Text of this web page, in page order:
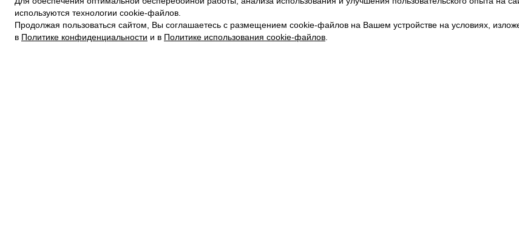
используются технологии cookie-файлов.
Продолжая пользоваться сайтом, Вы соглашаетесь с размещением cookie-файлов на Вашем устройстве на условиях,
в Политике конфиденциальности и в Политике использования cookie-файлов
ПОЛИТИКА КОНФИДЕНЦИАЛЬНОСТИ
ПОЛИТИКА COOKIE
УСЛОВИЯ ПОКУПКИ
КАРЬЕРА
ТЕЛЕГРАМ